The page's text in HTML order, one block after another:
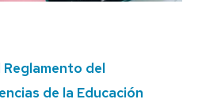
del
de la Educación